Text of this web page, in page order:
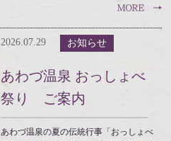
2026.07.29 お知らせ
あわづ温泉 おっしょべ
祭り ご案内
あわづ温泉の夏の伝統行事「おっしょべ